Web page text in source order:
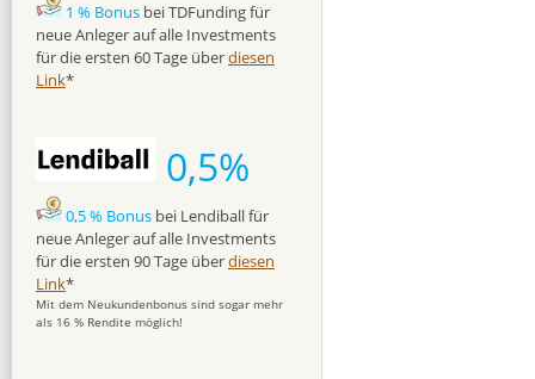
1 % Bonus bei TDFunding für
neue Anleger auf alle Investments
für die ersten 60 Tage überdiesen
Link*
0,5%
0,5 % Bonus bei Lendiball für
neue Anleger auf alle Investments
für die ersten 90 Tage überdiesen
Link*
Mit dem Neukundenbonus sind sogar mehr
als 16 % Rendite möglich!